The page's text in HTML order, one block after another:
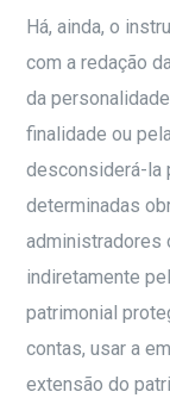
Há, ainda, o
com a redação
da
finalidade ou
desconsiderá-la
determinadas
administradores
indiretamente
patrimonial
contas, usar a
extensão do